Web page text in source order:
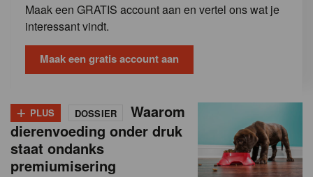
Maak een GRATIS account aan en vertel ons wat je
interessant vindt.
Maak een gratis account aan
+ PLUS DOSSIER
Waarom
dierenvoeding onder druk
staat ondanks
premiumisering